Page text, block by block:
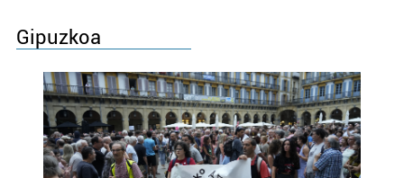
Gipuzkoa